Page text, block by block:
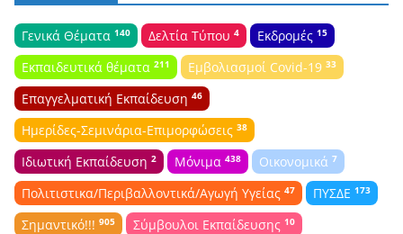
Γενικά Θέματα 140 Δελτία Τύπου 4 Εκδρομές 15
Εκπαιδευτικά θέματα 211 Εμβολιασμοί Covid-19 33
Επαγγελματική Εκπαίδευση 46
Ημερίδες-Σεμινάρια-Επιμορφώσεις 38
Ιδιωτική Εκπαίδευση 2 Μόνιμα 438 Οικονομικά 7
Πολιτιστικα/Περιβαλλοντικά/Αγωγή Υγείας 47 ΠΥΣΔΕ 173
Σημαντικό!!! 905 Σύμβουλοι Εκπαίδευσης 10